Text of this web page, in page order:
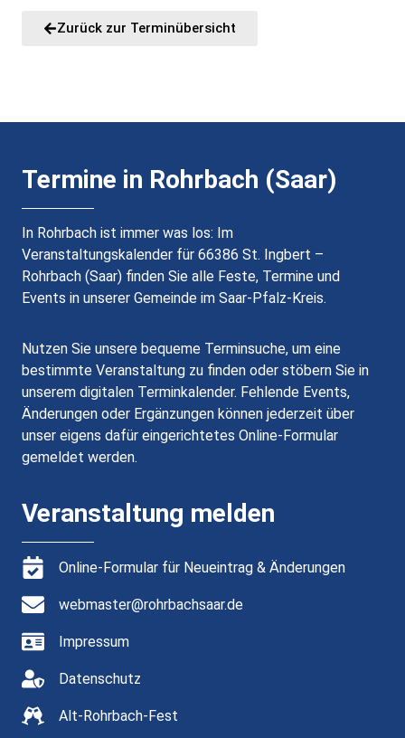
Zurück zur Terminübersicht
Termine in Rohrbach (Saar)
In Rohrbach ist immer was los: Im
Veranstaltungskalender für 66386 St. Ingbert –
Rohrbach (Saar) finden Sie alle Feste, Termine und
Events in unserer Gemeinde im Saar-Pfalz-Kreis.
Nutzen Sie unsere bequeme Terminsuche, um eine
bestimmte Veranstaltung zu finden oder stöbern Sie in
unserem digitalen Terminkalender. Fehlende Events,
Änderungen oder Ergänzungen können jederzeit über
unser eigens dafür eingerichtetes Online-Formular
gemeldet werden.
Veranstaltung melden
Online-Formular für Neueintrag & Änderungen
webmaster@rohrbachsaar.de
Impressum
Datenschutz
Alt-Rohrbach-Fest